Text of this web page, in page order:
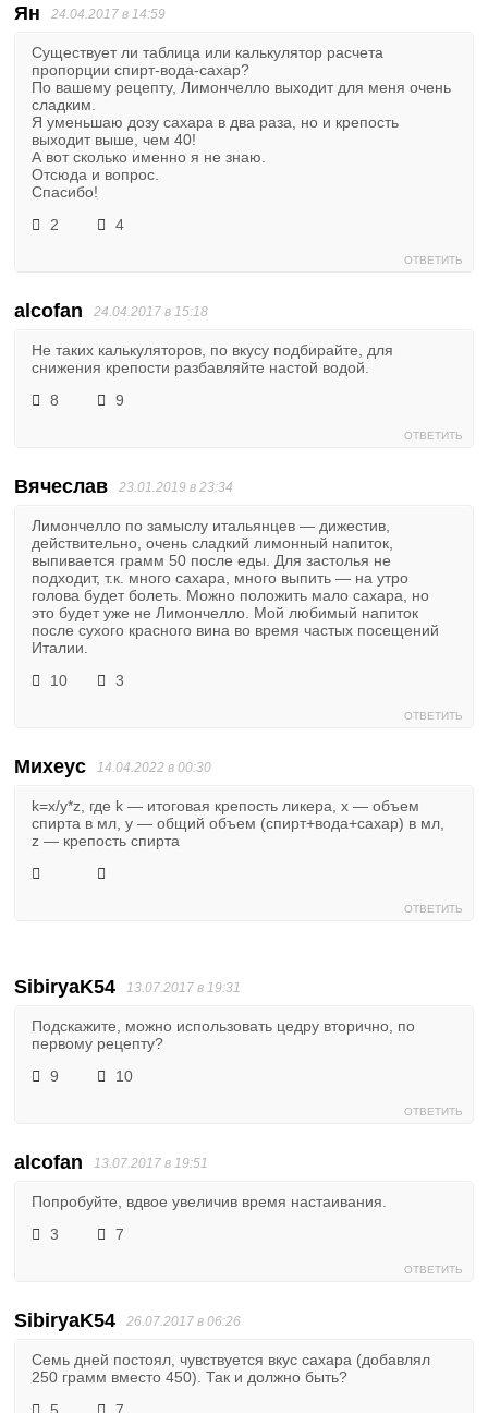
Ян 24.04.2017 в 14:59
Существует ли таблица или калькулятор расчета
пропорции спирт-вода-сахар?
По вашему рецепту, Лимончелло выходит для меня очень
сладким.
Я уменьшаю дозу сахара в два раза, но и крепость
выходит выше, чем 40!
А вот сколько именно я не знаю.
Отсюда и вопрос.
Спасибо!
2
4
ОТВЕТИТЬ
alcofan 24.04.2017 в 15:18
Не таких калькуляторов, по вкусу подбирайте, для
снижения крепости разбавляйте настой водой.
8
9
ОТВЕТИТЬ
Вячеслав 23.01.2019 в 23:34
Лимончелло по замыслу итальянцев — дижестив,
действительно, очень сладкий лимонный напиток,
выпивается грамм 50 после еды. Для застолья не
подходит, т.к. много сахара, много выпить — на утро
голова будет болеть. Можно положить мало сахара, но
это будет уже не Лимончелло. Мой любимый напиток
после сухого красного вина во время частых посещений
Италии.
10
3
ОТВЕТИТЬ
Михеус 14.04.2022 в 00:30
k=x/y*z, где k — итоговая крепость ликера, x — объем
спирта в мл, у — общий объем (спирт+вода+сахар) в мл,
z — крепость спирта
ОТВЕТИТЬ
SibiryaK54 13.07.2017 в 19:31
Подскажите, можно использовать цедру вторично, по
первому рецепту?
9
10
ОТВЕТИТЬ
alcofan 13.07.2017 в 19:51
Попробуйте, вдвое увеличив время настаивания.
3
7
ОТВЕТИТЬ
SibiryaK54 26.07.2017 в 06:26
Семь дней постоял, чувствуется вкус сахара (добавлял
250 грамм вместо 450). Так и должно быть?
5
7